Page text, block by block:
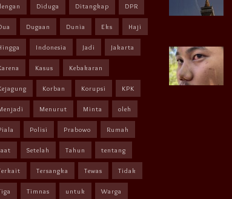
Diduga Ditangkap DPR
Dugaan Dunia Eks Haji
Indonesia Jadi Jakarta
Kasus Kebakaran
Korban Korupsi KPK
Menurut Minta oleh
Polisi Prabowo Rumah
Setelah Tahun tentang
Tersangka Tewas Tidak
Timnas untuk Warga